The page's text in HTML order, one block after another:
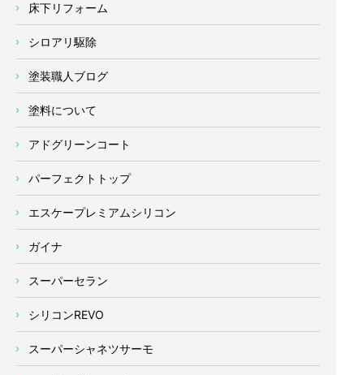
床下リフォーム
シロアリ駆除
塗装職人ブログ
塗料について
アドグリーンコート
パーフェクトトップ
エスケープレミアムシリコン
ガイナ
スーパーセラン
シリコンREVO
スーパーシャネツサーモ